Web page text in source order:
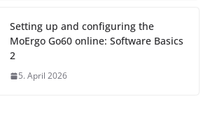
Setting up and configuring the
MoErgo Go60 online: Software Basics
2
5. April 2026